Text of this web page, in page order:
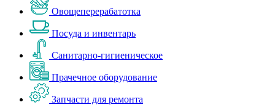
Овощеперерабатотка
Посуда и инвентарь
Санитарно-гигиеническое
Прачечное оборудование
Запчасти для ремонта